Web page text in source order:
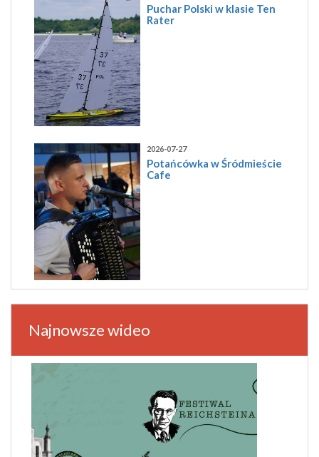
Puchar Polski w klasie Ten
Rater
2026-07-27
Potańcówka w Śródmieście
Cafe
Najnowsze wideo